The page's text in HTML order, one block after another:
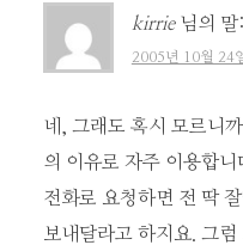
kirrie 님의 말:
2005년 10월 24
네, 그래도 혹시 모르니
의 이유로 자주 이용합
전화로 요청하면 전 딱
보내달라고 하지요. 그